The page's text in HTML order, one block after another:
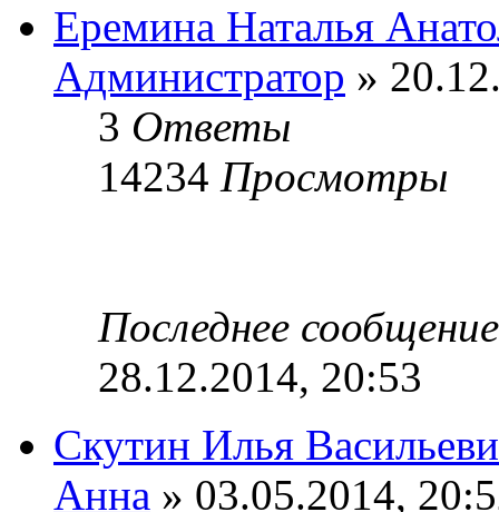
Еремина Наталья
Администратор »
3 Ответы
14234 Просмотры
Последнее
28.12.2014, 20:53
Скутин Илья
Анна » 03.05.2014,